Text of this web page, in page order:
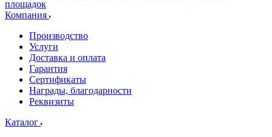
Компания
Производство
Услуги
Доставка и оплата
Гарантия
Сертификаты
Награды, благодарности
Реквизиты
Каталог